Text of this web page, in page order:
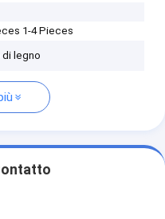
1-4 Pieces
legno